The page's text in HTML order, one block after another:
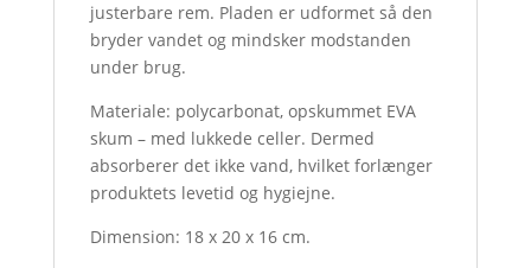
justerbare rem. Pladen er udformet så den
bryder vandet og mindsker modstanden
under brug.
Materiale: polycarbonat, opskummet EVA
skum – med lukkede celler. Dermed
absorberer det ikke vand, hvilket forlænger
produktets levetid og hygiejne.
Dimension: 18 x 20 x 16 cm.